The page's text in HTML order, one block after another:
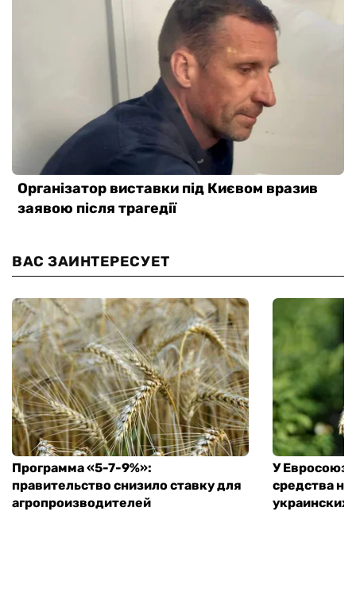
ВАС ЗАИНТЕРЕСУЕТ
Программа «5-7-9%»:
правительство снизило ставку для
агропроизводителей
У
средства